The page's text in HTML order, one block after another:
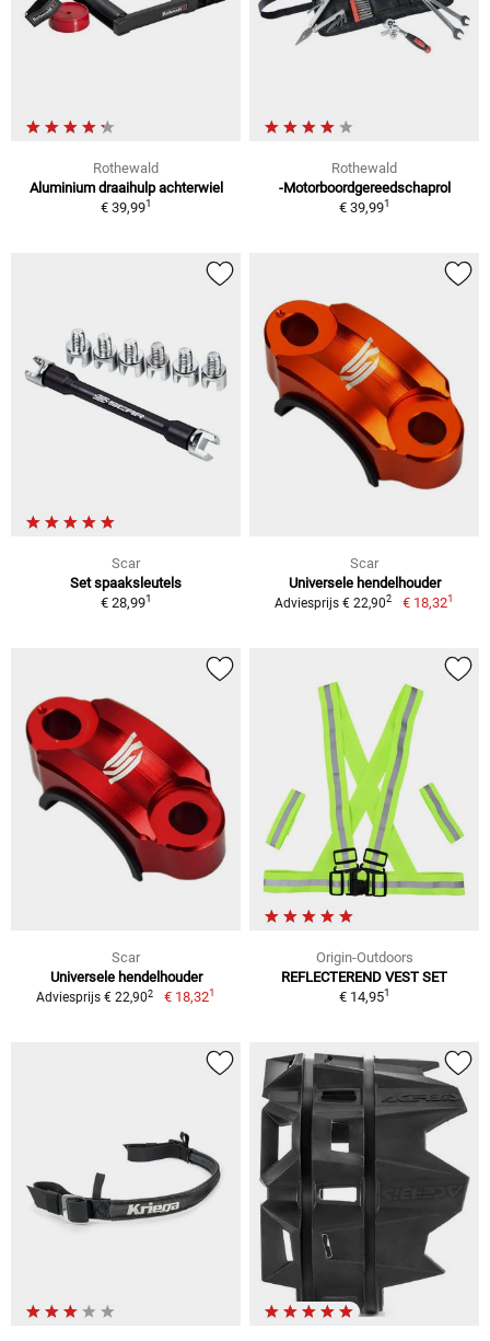
Rothewald
Aluminium draaihulp achterwiel
€ 39,991
Rothewald
-Motorboordgereedschaprol
€ 39,991
Scar
Set spaaksleutels
€ 28,991
Scar
Universele hendelhouder
Adviesprijs € 22,902 € 18,321
Scar
Universele hendelhouder
Adviesprijs € 22,902 € 18,321
Origin-Outdoors
REFLECTEREND VEST SET
€ 14,951